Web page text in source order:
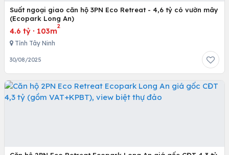
Suất ngoại giao căn hộ 3PN Eco Retreat - 4,6 tỷ có vườn mây
(Ecopark Long An)
4.6 tỷ · 103m
2
Tỉnh Tây Ninh
30/08/2025